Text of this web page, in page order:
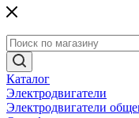
Каталог
Электродвигатели
Электродвигатели